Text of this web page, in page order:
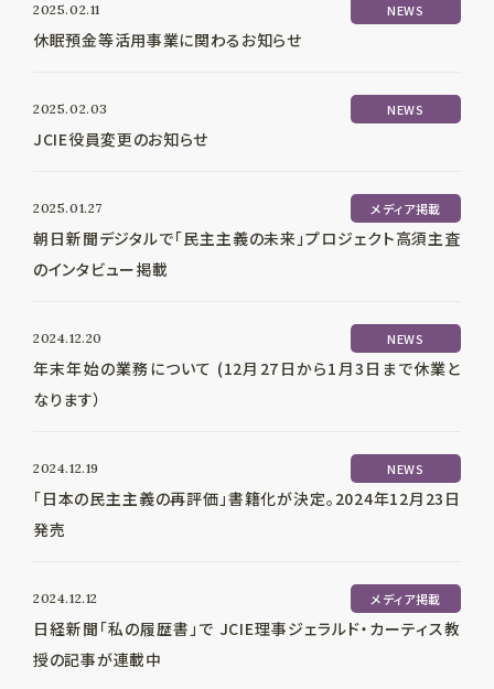
2025.02.11 NEWS
休眠預金等活用事業に関わるお知らせ
2025.02.03 NEWS
JCIE役員変更のお知らせ
2025.01.27 メディア掲載
朝日新聞デジタルで「民主主義の未来」プロジェクト高須主査
のインタビュー掲載
2024.12.20 NEWS
年末年始の業務について (12月27日から1月3日まで休業と
なります）
2024.12.19 NEWS
「日本の民主主義の再評価」書籍化が決定。2024年12月23日
発売
2024.12.12 メディア掲載
日経新聞「私の履歴書」で JCIE理事ジェラルド・カーティス教
授の記事が連載中